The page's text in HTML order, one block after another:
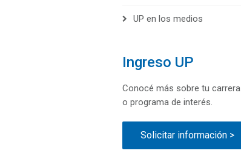
UP en los medios
Ingreso UP
Conocé más sobre tu carrera
o programa de interés.
Solicitar información >